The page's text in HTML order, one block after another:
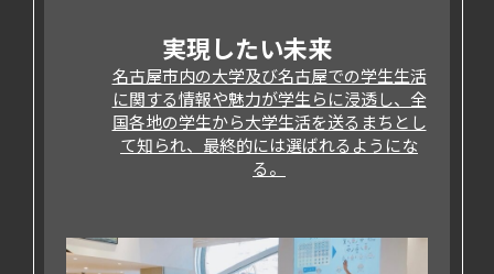
実現したい未来
名古屋市内の大学及び名古屋での学生生活
に関する情報や魅力が学生らに浸透し、全
国各地の学生から大学生活を送るまちとし
て知られ、最終的には選ばれるようにな
る。